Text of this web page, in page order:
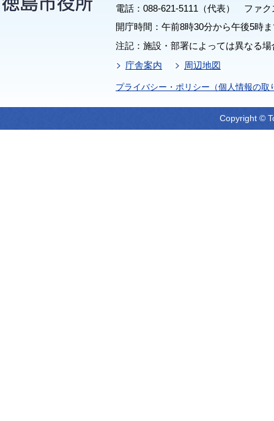
電話：088-621-5111（代表） ファク
開庁時間：午前8時30分から午後5時
注記：施設・部署によっては異なる
庁舎案内
周辺地図
プライバシー・ポリシー（個人情報の取
Copyright ©